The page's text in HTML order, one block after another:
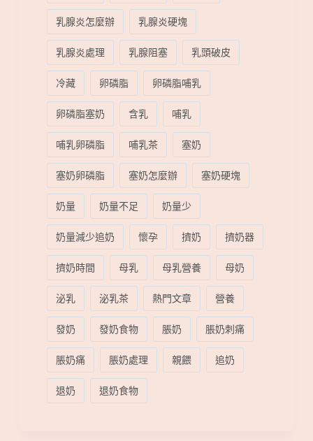
乳腺炎怎麼辦
乳腺炎硬塊
乳腺炎處理
乳腺阻塞
乳頭破皮
冷藏
卵磷脂
卵磷脂哺乳
卵磷脂塞奶
含乳
哺乳
哺乳卵磷脂
哺乳茶
塞奶
塞奶卵磷脂
塞奶怎麼辦
塞奶硬塊
奶量
奶量不足
奶量少
奶量減少追奶
懷孕 擠奶
擠奶器
擠奶時間
母乳 母乳營養
母奶
泌乳
泌乳茶 熱門文章
營養
發奶
發奶食物 脹奶
脹奶刺痛
脹奶痛
脹奶處理 親餵
追奶
退奶
退奶食物